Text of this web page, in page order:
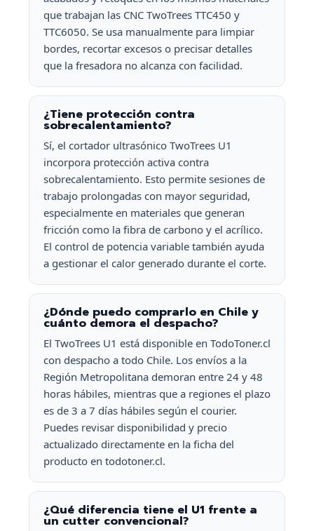
que trabajan las CNC TwoTrees TTC450 y
TTC6050. Se usa manualmente para limpiar
bordes, recortar excesos o precisar detalles
que la fresadora no alcanza con facilidad.
¿Tiene protección contra
sobrecalentamiento?
Sí, el cortador ultrasónico TwoTrees U1
incorpora protección activa contra
sobrecalentamiento. Esto permite sesiones de
trabajo prolongadas con mayor seguridad,
especialmente en materiales que generan
fricción como la fibra de carbono y el acrílico.
El control de potencia variable también ayuda
a gestionar el calor generado durante el corte.
¿Dónde puedo comprarlo en Chile y
cuánto demora el despacho?
El TwoTrees U1 está disponible en TodoToner.cl
con despacho a todo Chile. Los envíos a la
Región Metropolitana demoran entre 24 y 48
horas hábiles, mientras que a regiones el plazo
es de 3 a 7 días hábiles según el courier.
Puedes revisar disponibilidad y precio
actualizado directamente en la ficha del
producto en todotoner.cl.
¿Qué diferencia tiene el U1 frente a
un cutter convencional?